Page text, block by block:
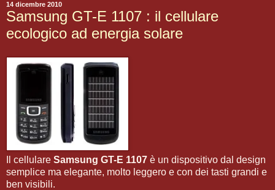
14 dicembre 2010
Samsung GT-E 1107 : il cellulare
ecologico ad energia solare
Il cellulare Samsung GT-E 1107 è un dispositivo dal design
semplice ma elegante, molto leggero e con dei tasti grandi e
ben visibili.